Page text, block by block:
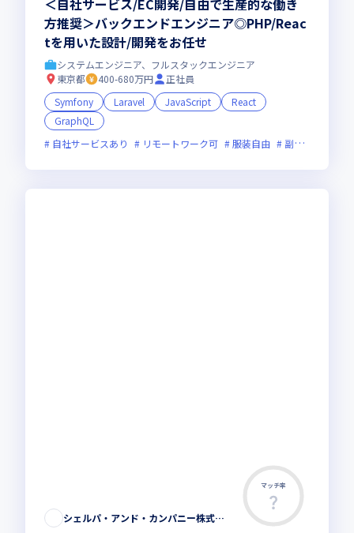
＜自社サービス/EC開発/自由で生産的な働き
方推奨＞バックエンドエンジニア◎PHP/Reac
tを用いた設計/開発をお任せ
システムエンジニア、フルスタックエンジニア
東京都
400-680万円
正社員
Symfony
Laravel JavaScript
React
GraphQL
自社サービスあり
リモートワーク可 服装自由 副業可
マッチ率
シェルパ・アンド・カンパニー株式会社